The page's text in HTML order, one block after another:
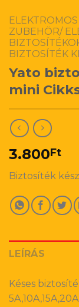
ZUBEHÖR/
BIZTOSÍTÉK
Yato
mini
3.800Ft
Biztosíték
LEÍRÁS
Késes